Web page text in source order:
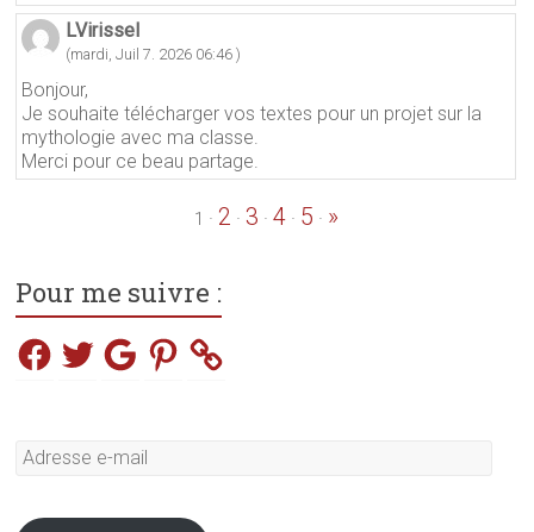
LVirissel
(mardi, Juil 7. 2026 06:46 )
Bonjour,
Je souhaite télécharger vos textes pour un projet sur la
mythologie avec ma classe.
Merci pour ce beau partage.
1 · 2 ·3 ·4 · 5 · »
Pour me suivre :
Facebook
TwitterGooglePinterest
Adresse